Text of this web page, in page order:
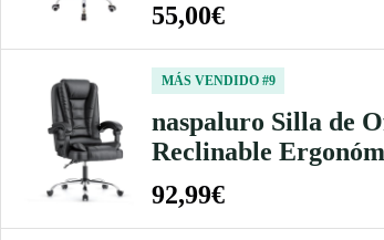
55,00€
MÁS VENDIDO #9
naspaluro Silla de
Reclinable
92,99€